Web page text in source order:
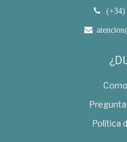
(+34)
Política